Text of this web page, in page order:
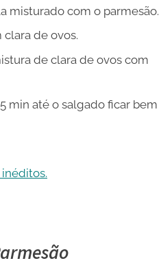
misturado com o parmesão.
de ovos.
de clara de ovos com
min até o salgado ficar bem